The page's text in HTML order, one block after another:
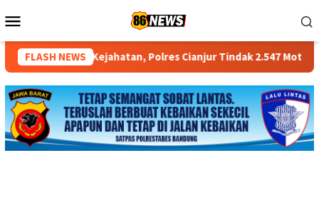
ke
Mobile
FLASH NEWS
Polres Cianjur Tindak 2.547 Motor Knalpot Brong